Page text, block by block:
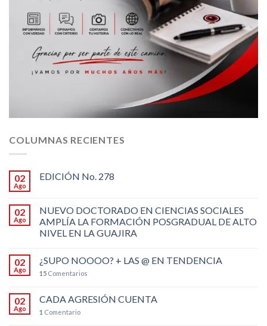
COLUMNAS RECIENTES
02
Ago
EDICIÓN No. 278
02
Ago
NUEVO DOCTORADO EN CIENCIAS SOCIALES
AMPLÍA LA FORMACIÓN POSGRADUAL DE ALTO
NIVEL EN LA GUAJIRA
02
Ago
¿SUPO NOOOO? + LAS @ EN TENDENCIA
15 Comentarios
02
Ago
CADA AGRESIÓN CUENTA
1 Comentario